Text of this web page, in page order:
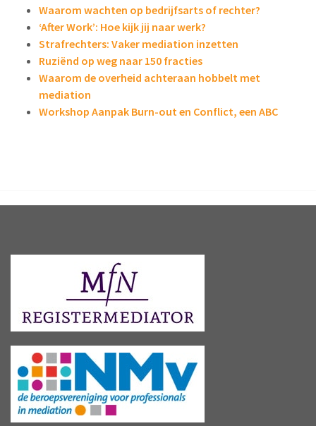
Waarom wachten op bedrijfsarts of rechter?
‘After Work’: Hoe kijk jij naar werk?
Strafrechters: Vaker mediation inzetten
Ruziënd op weg naar 150 fracties
Waarom de overheid achteraan hobbelt met
mediation
Workshop Aanpak Burn-out en Conflict, een ABC